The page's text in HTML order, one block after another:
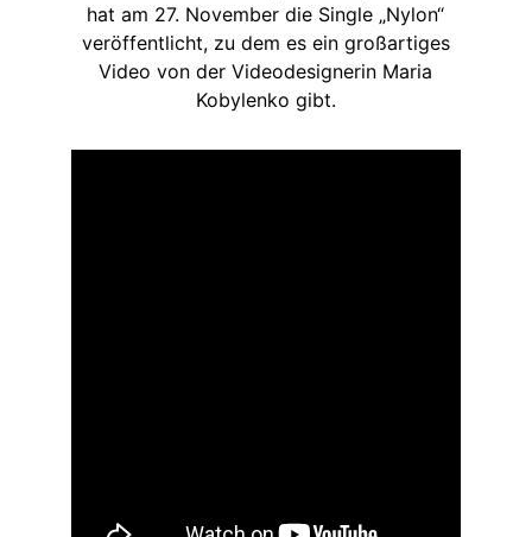
hat am 27. November die Single „Nylon“
veröffentlicht, zu dem es ein großartiges
Video von der Videodesignerin Maria
Kobylenko gibt.